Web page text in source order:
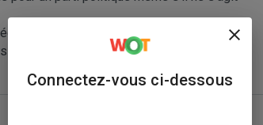
numérique (LCEN)
et libert
Lire La Suite
Connectez-vous ci-dessous